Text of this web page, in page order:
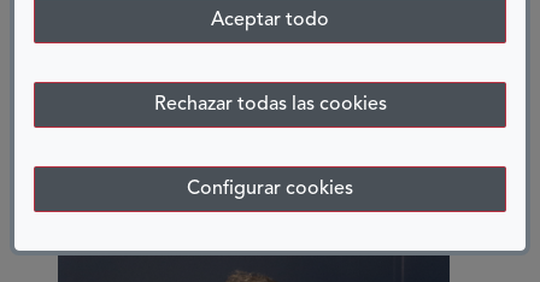
Aceptar todo
Rechazar todas las cookies
Configurar cookies
Convención,
una
que
debe
GRACIAS A UNA CASILLA